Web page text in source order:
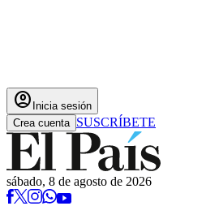
account_circle Inicia sesión
Crea cuenta SUSCRÍBETE
sábado, 8 de agosto de 2026